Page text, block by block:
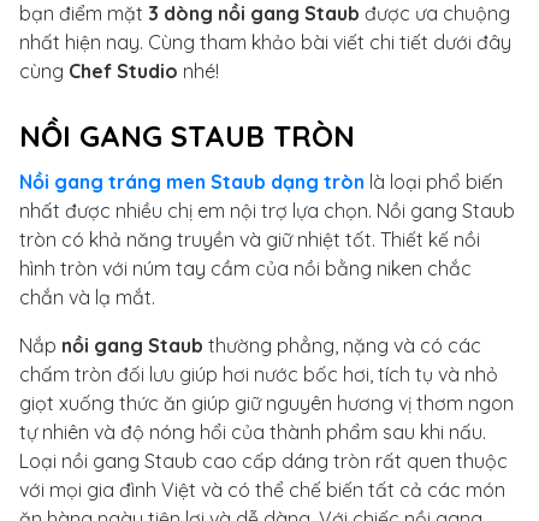
bạn điểm mặt 3 dòng nồi gang Staub được ưa chuộng
nhất hiện nay. Cùng tham khảo bài viết chi tiết dưới đây
cùng Chef Studio nhé!
NỒI GANG STAUB TRÒN
Nồi gang tráng men Staub dạng tròn là loại phổ biến
nhất được nhiều chị em nội trợ lựa chọn. Nồi gang Staub
tròn có khả năng truyền và giữ nhiệt tốt. Thiết kế nồi
hình tròn với núm tay cầm của nồi bằng niken chắc
chắn và lạ mắt.
Nắp nồi gang Staub thường phẳng, nặng và có các
chấm tròn đối lưu giúp hơi nước bốc hơi, tích tụ và nhỏ
giọt xuống thức ăn giúp giữ nguyên hương vị thơm ngon
tự nhiên và độ nóng hổi của thành phẩm sau khi nấu.
Loại nồi gang Staub cao cấp dáng tròn rất quen thuộc
với mọi gia đình Việt và có thể chế biến tất cả các món